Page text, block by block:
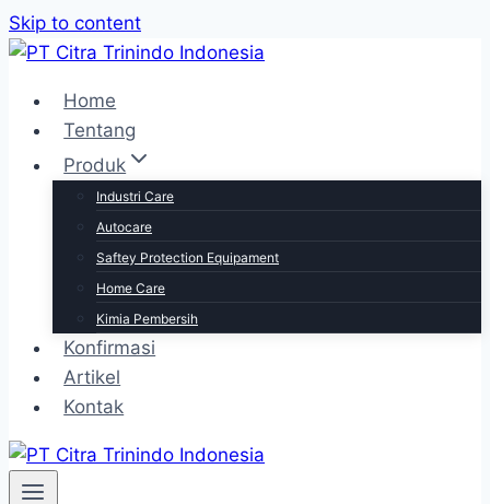
Skip to content
Home
Tentang
Produk
Industri Care
Autocare
Saftey Protection Equipament
Home Care
Kimia Pembersih
Konfirmasi
Artikel
Kontak